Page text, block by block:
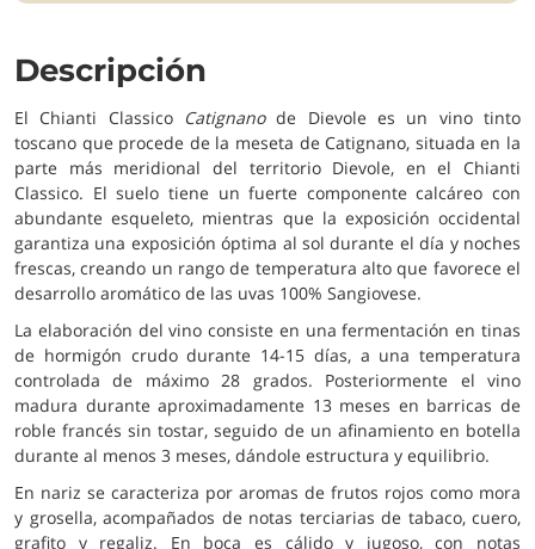
Descripción
El Chianti Classico Catignanode Dievole es un vino tinto
toscano que procede de la meseta de Catignano, situada en la
parte más meridional del territorio Dievole, en el Chianti
Classico. El suelo tiene un fuerte componente calcáreo con
abundante esqueleto, mientras que la exposición occidental
garantiza una exposición óptima al sol durante el día y noches
frescas, creando un rango de temperatura alto que favorece el
desarrollo aromático de las uvas 100% Sangiovese.
La elaboración del vino consiste en una fermentación en tinas
de hormigón crudo durante 14-15 días, a una temperatura
controlada de máximo 28 grados. Posteriormente el vino
madura durante aproximadamente 13 meses en barricas de
roble francés sin tostar, seguido de un afinamiento en botella
durante al menos 3 meses, dándole estructura y equilibrio.
En nariz se caracteriza por aromas de frutos rojos como mora
y grosella, acompañados de notas terciarias de tabaco, cuero,
grafito y regaliz. En boca es cálido y jugoso, con notas